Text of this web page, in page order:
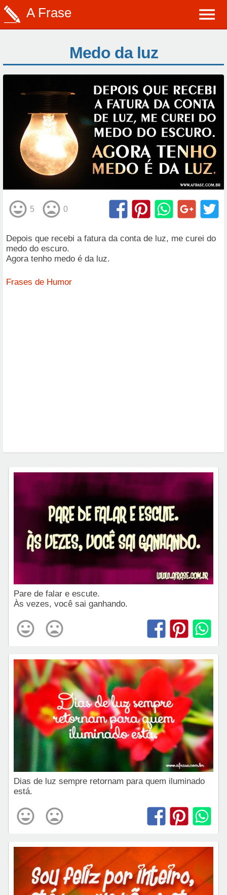
A Frase
Medo da luz
5 0
Depois que recebi a fatura da conta de luz, me curei do
medo do escuro.
Agora tenho medo é da luz.
Frases de Humor
Pare de falar e escute.
Às vezes, você sai ganhando.
Dias de luz sempre retornam para quem iluminado
está.